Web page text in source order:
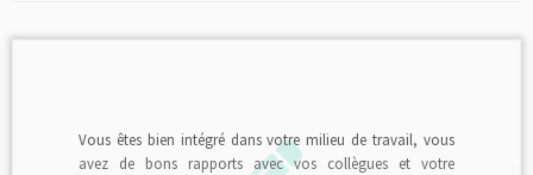
Vous êtes bien intégré dans votre milieu de travail, vous
avez de bons rapports avec vos collègues et votre